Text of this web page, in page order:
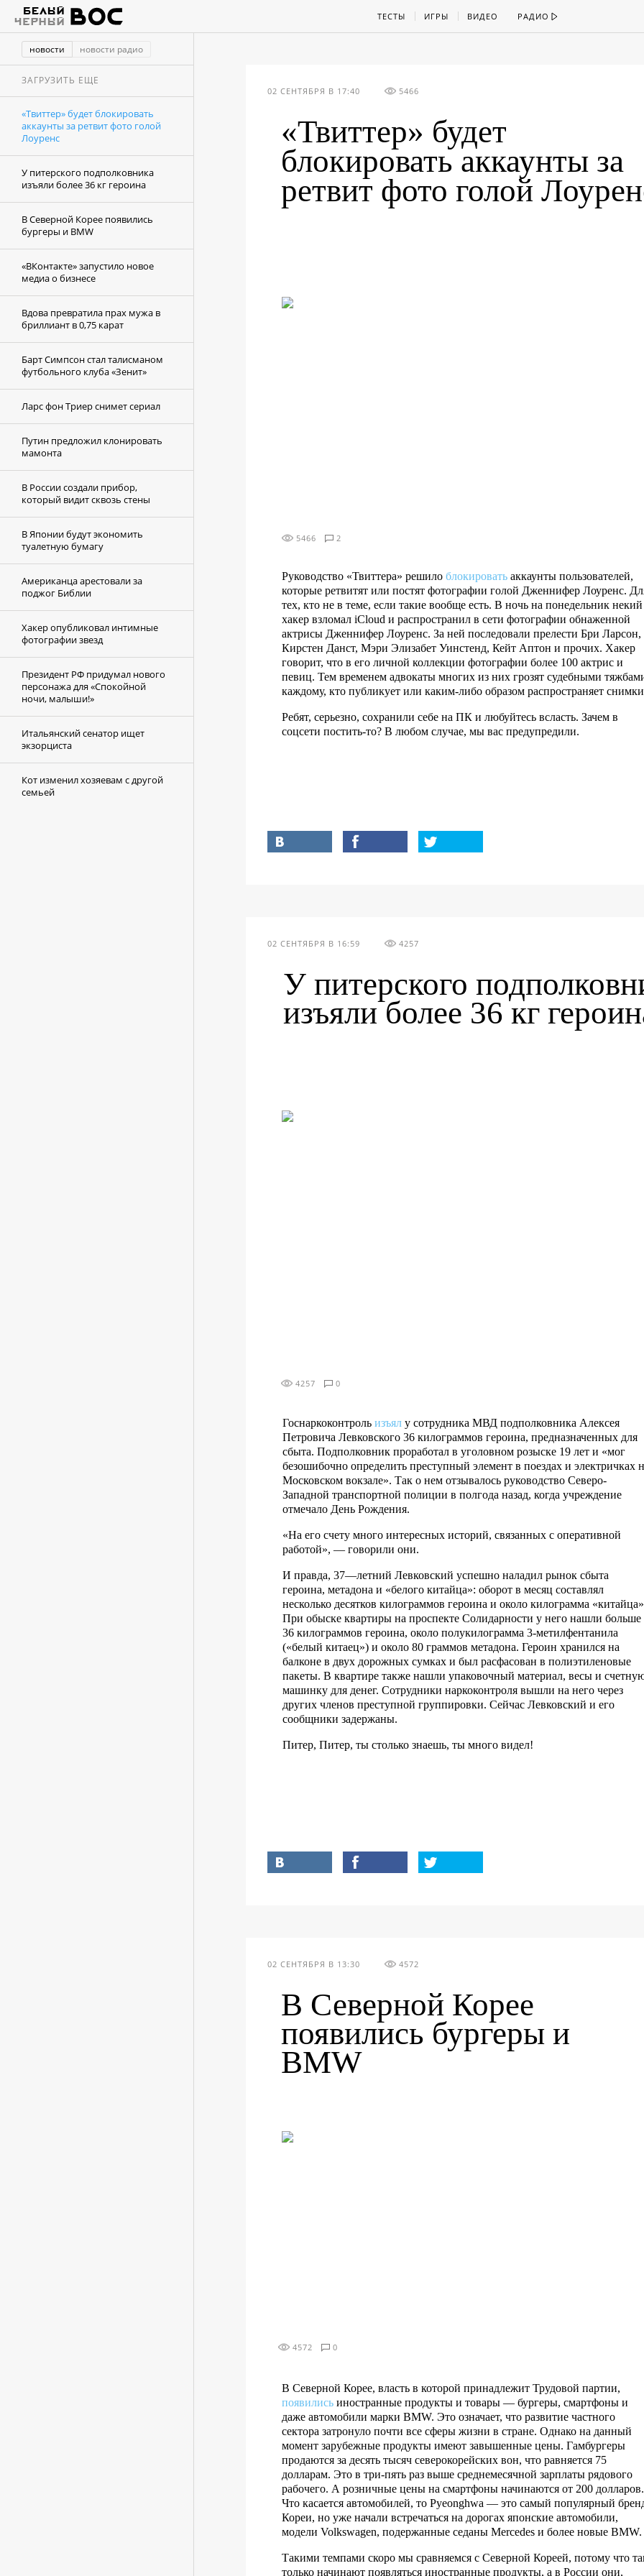
ТЕСТЫ ИГРЫ ВИДЕО РАДИО
новости новости радио
ЗАГРУЗИТЬ ЕЩЕ
«Твиттер» будет блокировать
аккаунты за ретвит фото голой
Лоуренс
У питерского подполковника
изъяли более 36 кг героина
В Северной Корее появились
бургеры и BMW
«ВКонтакте» запустило новое
медиа о бизнесе
Вдова превратила прах мужа в
бриллиант в 0,75 карат
Барт Симпсон стал талисманом
футбольного клуба «Зенит»
Ларс фон Триер снимет сериал
Путин предложил клонировать
мамонта
В России создали прибор,
который видит сквозь стены
В Японии будут экономить
туалетную бумагу
Американца арестовали за
поджог Библии
Хакер опубликовал интимные
фотографии звезд
Президент РФ придумал нового
персонажа для «Спокойной
ночи, малыши!»
Итальянский сенатор ищет
экзорциста
Кот изменил хозяевам с другой
семьей
02 СЕНТЯБРЯ В 17:40 5466
«Твиттер» будет
блокировать аккаунты за
ретвит фото голой
5466 2
Руководство «Твиттера» решило блокировать аккаунты пользователей,
которые ретвитят или постят фотографии голой Дженнифер Лоуренс.
тех, кто не в теме, если такие вообще есть. В ночь на понедельник некий
хакер взломал iCloud и распространил в сети фотографии обнаженной
актрисы Дженнифер Лоуренс. За ней последовали прелести Бри Ларсон,
Кирстен Данст, Мэри Элизабет Уинстенд, Кейт Аптон и прочих. Хакер
говорит, что в его личной коллекции фотографии более 100 актрис и
певиц. Тем временем адвокаты многих из них грозят судебными
каждому, кто публикует или каким-либо образом распространяет
Ребят, серьезно, сохранили себе на ПК и любуйтесь всласть. Зачем в
соцсети постить-то? В любом случае, мы вас предупредили.
02 СЕНТЯБРЯ В 16:59 4257
У питерского
изъяли более 36 кг
4257 0
Госнаркоконтроль изъял у сотрудника МВД подполковника Алексея
Петровича Левковского 36 килограммов героина, предназначенных для
сбыта. Подполковник проработал в уголовном розыске 19 лет и «мог
безошибочно определить преступный элемент в поездах и электричках
Московском вокзале». Так о нем отзывалось руководство Северо-
Западной транспортной полиции в полгода назад, когда учреждение
отмечало День Рождения.
«На его счету много интересных историй, связанных с оперативной
работой», — говорили они.
И правда, 37—летний Левковский успешно наладил рынок сбыта
героина, метадона и «белого китайца»: оборот в месяц составлял
несколько десятков килограммов героина и около килограмма
При обыске квартиры на проспекте Солидарности у него нашли больше
36 килограммов героина, около полукилограмма 3-метилфентанила
(«белый китаец») и около 80 граммов метадона. Героин хранился на
балконе в двух дорожных сумках и был расфасован в полиэтиленовые
пакеты. В квартире также нашли упаковочный материал, весы и
машинку для денег. Сотрудники наркоконтроля вышли на него через
других членов преступной группировки. Сейчас Левковский и его
сообщники задержаны.
Питер, Питер, ты столько знаешь, ты много видел!
02 СЕНТЯБРЯ В 13:30 4572
В Северной Корее
появились бургеры и
BMW
4572 0
В Северной Корее, власть в которой принадлежит Трудовой партии,
появились иностранные продукты и товары — бургеры, смартфоны и
даже автомобили марки BMW. Это означает, что развитие частного
сектора затронуло почти все сферы жизни в стране. Однако на данный
момент зарубежные продукты имеют завышенные цены. Гамбургеры
продаются за десять тысяч северокорейских вон, что равняется 75
долларам. Это в три-пять раз выше среднемесячной зарплаты рядового
рабочего. А розничные цены на смартфоны начинаются от 200 долларов.
Что касается автомобилей, то Pyeonghwa — это самый популярный
Кореи, но уже начали встречаться на дорогах японские автомобили,
модели Volkswagen, подержанные седаны Mercedes и более новые BMW.
Такими темпами скоро мы сравняемся с Северной Кореей, потому что
только начинают появляться иностранные продукты, а в России они,